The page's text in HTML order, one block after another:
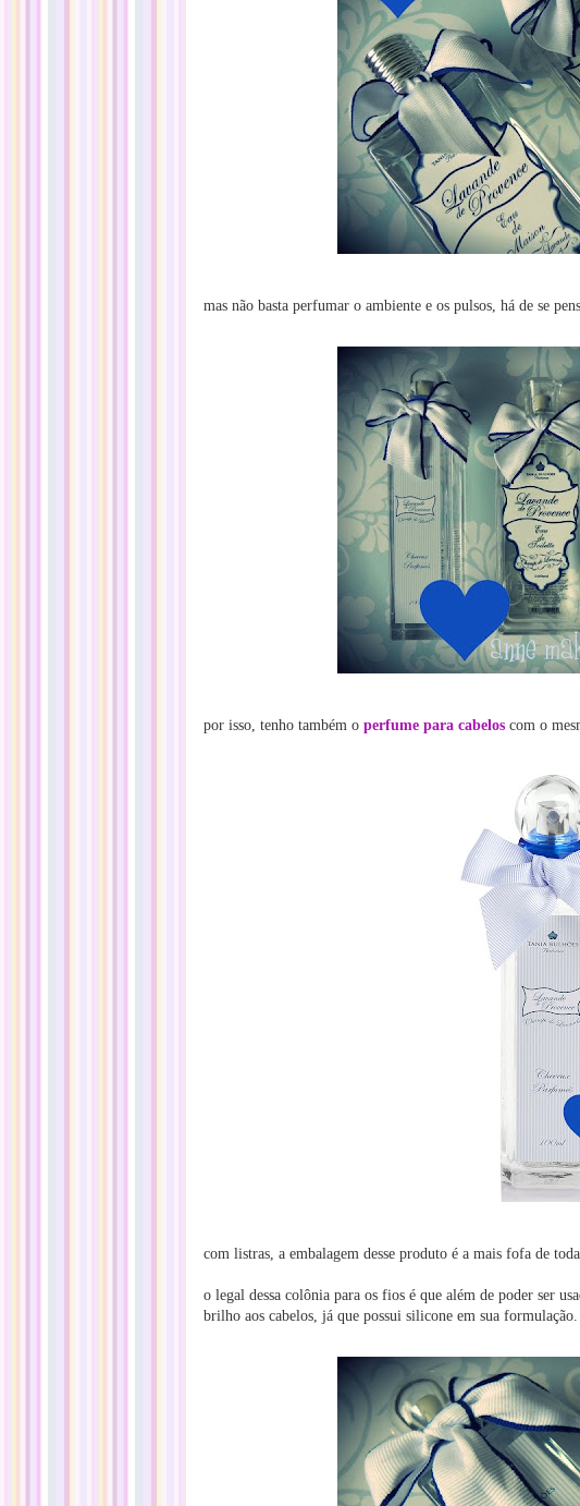
mas não basta perfumar o ambiente e os pulsos, há de se
por isso, tenho também o perfume para cabelos com o
com listras, a embalagem desse produto é a mais fofa de
o legal dessa colônia para os fios é que além de poder ser
brilho aos cabelos, já que possui silicone em sua formulação.